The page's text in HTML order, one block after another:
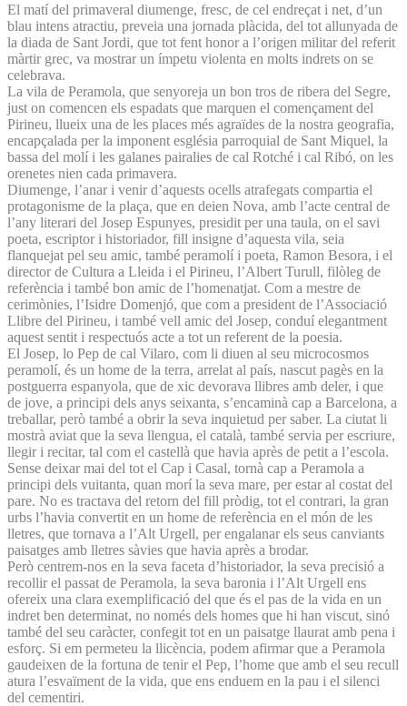
El matí del primaveral diumenge, fresc, de cel endreçat i net, d’un
blau intens atractiu, preveia una jornada plàcida, del tot allunyada de
la diada de Sant Jordi, que tot fent honor a l’origen militar del referit
màrtir grec, va mostrar un ímpetu violenta en molts indrets on se
celebrava.
La vila de Peramola, que senyoreja un bon tros de ribera del Segre,
just on comencen els espadats que marquen el començament del
Pirineu, llueix una de les places més agraïdes de la nostra geografia,
encapçalada per la imponent església parroquial de Sant Miquel, la
bassa del molí i les galanes pairalies de cal Rotché i cal Ribó, on les
orenetes nien cada primavera.
Diumenge, l’anar i venir d’aquests ocells atrafegats compartia el
protagonisme de la plaça, que en deien Nova, amb l’acte central de
l’any literari del Josep Espunyes, presidit per una taula, on el savi
poeta, escriptor i historiador, fill insigne d’aquesta vila, seia
flanquejat pel seu amic, també peramolí i poeta, Ramon Besora, i el
director de Cultura a Lleida i el Pirineu, l’Albert Turull, filòleg de
referència i també bon amic de l’homenatjat. Com a mestre de
cerimònies, l’Isidre Domenjó, que com a president de l’Associació
Llibre del Pirineu, i també vell amic del Josep, conduí elegantment
aquest sentit i respectuós acte a tot un referent de la poesia.
El Josep, lo Pep de cal Vilaro, com li diuen al seu microcosmos
peramolí, és un home de la terra, arrelat al país, nascut pagès en la
postguerra espanyola, que de xic devorava llibres amb deler, i que
de jove, a principi dels anys seixanta, s’encaminà cap a Barcelona, a
treballar, però també a obrir la seva inquietud per saber. La ciutat li
mostrà aviat que la seva llengua, el català, també servia per escriure,
llegir i recitar, tal com el castellà que havia après de petit a l’escola.
Sense deixar mai del tot el Cap i Casal, tornà cap a Peramola a
principi dels vuitanta, quan morí la seva mare, per estar al costat del
pare. No es tractava del retorn del fill pròdig, tot el contrari, la gran
urbs l’havia convertit en un home de referència en el món de les
lletres, que tornava a l’Alt Urgell, per engalanar els seus canviants
paisatges amb lletres sàvies que havia après a brodar.
Però centrem-nos en la seva faceta d’historiador, la seva precisió a
recollir el passat de Peramola, la seva baronia i l’Alt Urgell ens
ofereix una clara exemplificació del que és el pas de la vida en un
indret ben determinat, no només dels homes que hi han viscut, sinó
també del seu caràcter, confegit tot en un paisatge llaurat amb pena i
esforç. Si em permeteu la llicència, podem afirmar que a Peramola
gaudeixen de la fortuna de tenir el Pep, l’home que amb el seu recull
atura l’esvaïment de la vida, que ens enduem en la pau i el silenci
del cementiri.